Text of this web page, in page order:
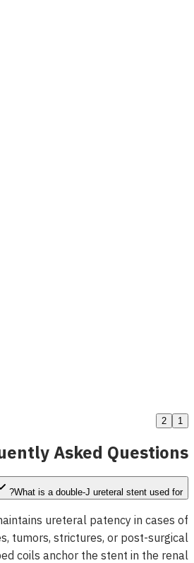
عرض التفاصيل
1
2
Asked Questions
What is a double-J ureteral stent used for?
ureteral patency in cases of
tumors, strictures, or post-surgical
coils anchor the stent in the renal